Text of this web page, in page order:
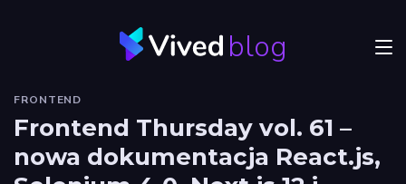
blog
Craftsmanship
FRONTEND
Frontend Thursday vol. 61 –
nowa dokumentacja React.js,